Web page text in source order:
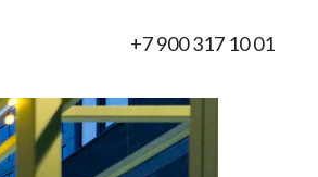
+7 900 317 10 01